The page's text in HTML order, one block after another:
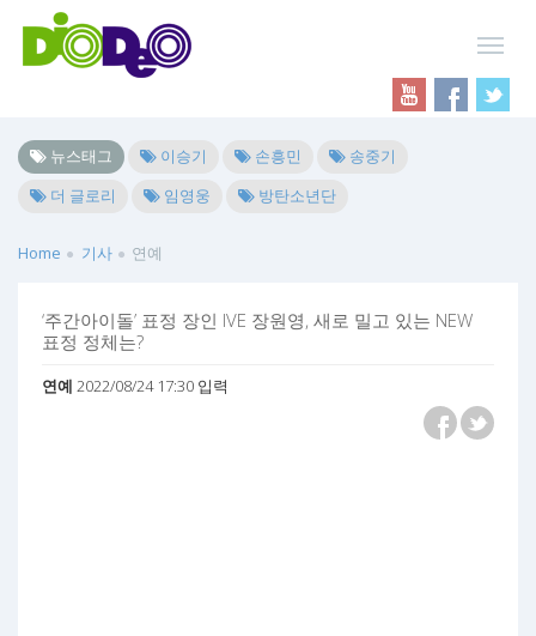
뉴스태그 이승기 손흥민
송중기
더 글로리
임영웅 방탄소년단
Home 기사 연예
‘주간아이돌’ 표정 장인 IVE 장원영, 새로 밀고 있는 NEW
표정 정체는?
연예 2022/08/24 17:30 입력